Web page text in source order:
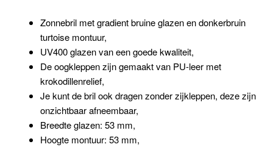
Zonnebril met gradient bruine glazen en donkerbruin
turtoise montuur,
UV400 glazen van een goede kwaliteit,
De oogkleppen zijn gemaakt van PU-leer met
krokodillenrelief,
Je kunt de bril ook dragen zonder zijkleppen, deze zijn
onzichtbaar afneembaar,
Breedte glazen: 53 mm,
Hoogte montuur: 53 mm,